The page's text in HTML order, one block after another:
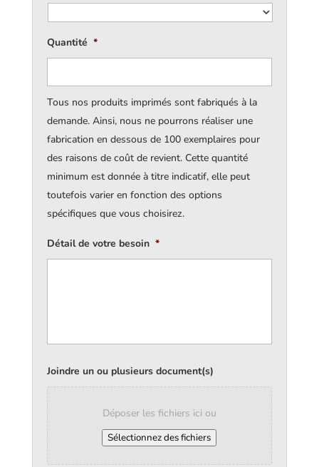
Quantité *
Tous nos produits imprimés sont fabriqués à la
demande. Ainsi, nous ne pourrons réaliser une
fabrication en dessous de 100 exemplaires pour
des raisons de coût de revient. Cette quantité
minimum est donnée à titre indicatif, elle peut
toutefois varier en fonction des options
spécifiques que vous choisirez.
Détail de votre besoin *
Joindre un ou plusieurs document(s)
Déposer les fichiers ici ou
Sélectionnez des fichiers